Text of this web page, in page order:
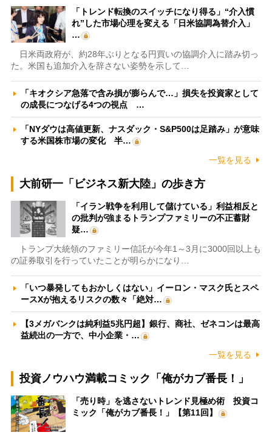
「トレンド転換のスイッチになり得る」“介入慣
れ”した市場心理を変える「日米協調為替介入」
…
日米両政府が、約28年ぶりとなる円買いの協調介入に踏み切っ
た。米国も追加介入を辞さない姿勢を示して…
「キオクシア急落で含み損が膨らんで…」損失を投資家として
の成長につなげる4つの視点 …
「NYダウは高値更新、ナスダック・S&P500は足踏み」が意味
する米国株市場の変化 半…
一覧を見る
大前研一「ビジネス新大陸」の歩き方
「イラン戦争を利用して儲けている」利益相反と
の批判が強まるトランプファミリーの不正蓄財
疑…
トランプ大統領のファミリー信託が今年1～3月に3000回以上も
の証券取引を行っていたことが明らかになり…
「いつ暴発してもおかしくはない」イーロン・マスク氏とスペ
ースXが抱えるリスクの数々「絶対…
【3メガバンクは純利益5兆円超】銀行、商社、ゼネコンは最高
益続出の一方で、中小企業・…
一覧を見る
投資ノウハウ満載コミック「俺がカブ番長！」
「売り時」を逃さないトレンド見極め術 投資コ
ミック「俺がカブ番長！」【第11回】